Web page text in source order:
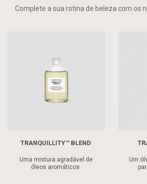
Complete a sua rotina de beleza com os
TRANQUILLITY™ BLEND
Uma mistura agradável de
óleos aromáticos.
Um